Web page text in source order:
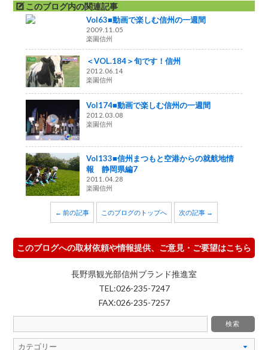
このブログ内の関連記事
Vol63■動画で楽しむ信州の一週間
2009.11.05
楽園信州
＜VOL.184＞旬です！信州
2012.06.14
楽園信州
Vol174■動画で楽しむ信州の一週間
2012.03.08
楽園信州
Vol133■信州まつもと空港からの就航地情
報 静岡県編7
2011.04.28
楽園信州
← 前の記事 このブログのトップへ 次の記事 →
このブログへの取材依頼や情報提供、ご意見・ご要望はこちら
長野県観光部信州ブランド推進室
TEL:026-235-7247
FAX:026-235-7257